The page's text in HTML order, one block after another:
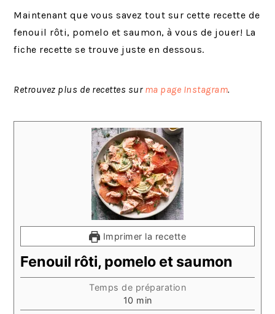
Maintenant que vous savez tout sur cette recette de
fenouil rôti, pomelo et saumon, à vous de jouer! La
fiche recette se trouve juste en dessous.
Retrouvez plus de recettes sur ma page Instagram.
Imprimer la recette
Fenouil rôti, pomelo et saumon
Temps de préparation
10 minutes
min